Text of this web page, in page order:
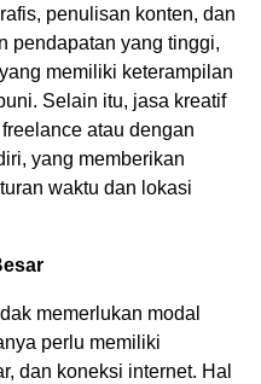
penulisan konten, dan
pendapatan yang tinggi,
memiliki keterampilan
Selain itu, jasa kreatif
atau dengan
yang memberikan
waktu dan lokasi
memerlukan modal
perlu memiliki
dan koneksi internet. Hal